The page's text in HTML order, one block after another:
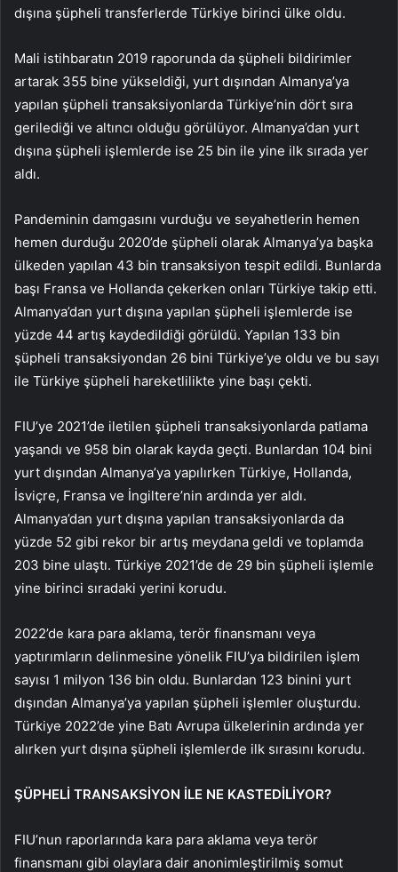
dışına şüpheli transferlerde Türkiye birinci ülke oldu.
Mali istihbaratın 2019 raporunda da şüpheli bildirimler
artarak 355 bine yükseldiği, yurt dışından Almanya’ya
yapılan şüpheli transaksiyonlarda Türkiye’nin dört sıra
gerilediği ve altıncı olduğu görülüyor. Almanya’dan yurt
dışına şüpheli işlemlerde ise 25 bin ile yine ilk sırada yer
aldı.
Pandeminin damgasını vurduğu ve seyahetlerin hemen
hemen durduğu 2020’de şüpheli olarak Almanya’ya başka
ülkeden yapılan 43 bin transaksiyon tespit edildi. Bunlarda
başı Fransa ve Hollanda çekerken onları Türkiye takip etti.
Almanya’dan yurt dışına yapılan şüpheli işlemlerde ise
yüzde 44 artış kaydedildiği görüldü. Yapılan 133 bin
şüpheli transaksiyondan 26 bini Türkiye’ye oldu ve bu sayı
ile Türkiye şüpheli hareketlilikte yine başı çekti.
FIU’ye 2021’de iletilen şüpheli transaksiyonlarda patlama
yaşandı ve 958 bin olarak kayda geçti. Bunlardan 104 bini
yurt dışından Almanya’ya yapılırken Türkiye, Hollanda,
İsviçre, Fransa ve İngiltere’nin ardında yer aldı.
Almanya’dan yurt dışına yapılan transaksiyonlarda da
yüzde 52 gibi rekor bir artış meydana geldi ve toplamda
203 bine ulaştı. Türkiye 2021’de de 29 bin şüpheli işlemle
yine birinci sıradaki yerini korudu.
2022’de kara para aklama, terör finansmanı veya
yaptırımların delinmesine yönelik FIU’ya bildirilen işlem
sayısı 1 milyon 136 bin oldu. Bunlardan 123 binini yurt
dışından Almanya’ya yapılan şüpheli işlemler oluşturdu.
Türkiye 2022’de yine Batı Avrupa ülkelerinin ardında yer
alırken yurt dışına şüpheli işlemlerde ilk sırasını korudu.
ŞÜPHELİ TRANSAKSİYON İLE NE KASTEDİLİYOR?
FIU’nun raporlarında kara para aklama veya terör
finansmanı gibi olaylara dair anonimleştirilmiş somut